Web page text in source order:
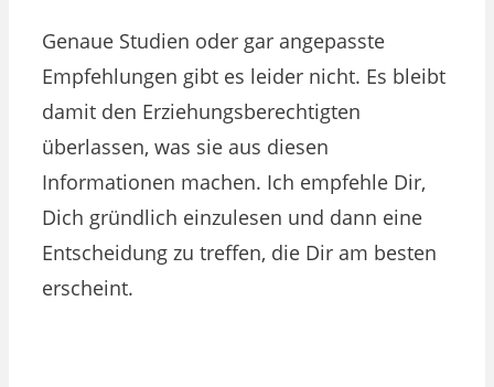
Genaue Studien oder gar angepasste
Empfehlungen gibt es leider nicht. Es bleibt
damit den Erziehungsberechtigten
überlassen, was sie aus diesen
Informationen machen. Ich empfehle Dir,
Dich gründlich einzulesen und dann eine
Entscheidung zu treffen, die Dir am besten
erscheint.